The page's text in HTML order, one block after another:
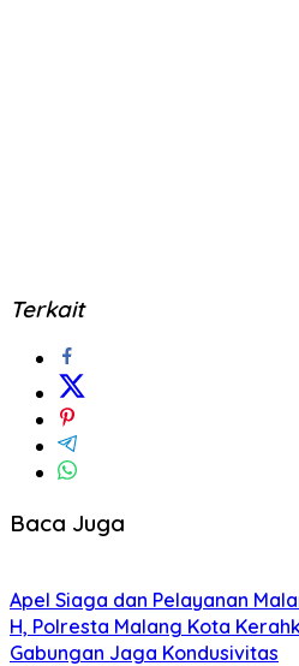
Terkait
Baca Juga
Apel Siaga dan Pelayanan
H, Polresta Malang Kota
Gabungan Jaga Kondusivitas